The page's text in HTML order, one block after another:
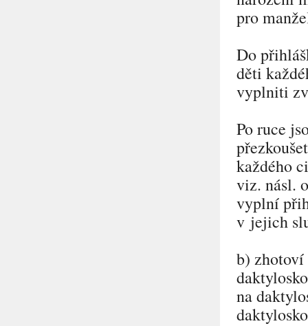
pro
Do
děti
vyplniti
Po ruce
každého
viz. násl.
vyplní
v jejich
b)
na